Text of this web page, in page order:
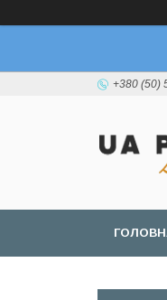
+380 (50)